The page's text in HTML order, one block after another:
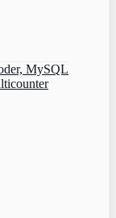
MySQL